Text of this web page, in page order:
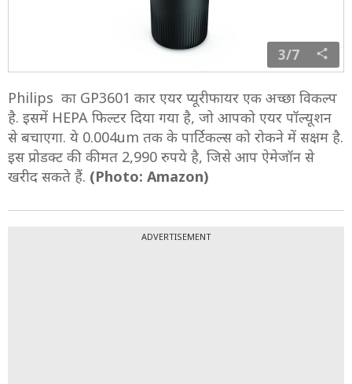
3/7
Philips का GP3601 कार एयर प्यूरीफायर एक अच्छा विकल्प
है. इसमें HEPA फिल्टर दिया गया है, जो आपको एयर पॉल्यूशन
से बचाएगा. ये 0.004um तक के पार्टिकल्स को रोकने में सक्षम है.
इस प्रोडक्ट की कीमत 2,990 रुपये है, जिसे आप ऐमेजॉन से
खरीद सकते हैं. (Photo: Amazon)
ADVERTISEMENT